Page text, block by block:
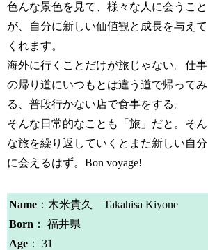
色んな景色を見て、様々な人に会うこと
が、自分に新しい価値観と成長を与えて
くれます。
海外に行くことだけが旅じゃない。仕事
の帰り道にいつもとは違う道で帰ってみ
る、普段行かない店で食事をする。
そんな日常的なことも「旅」だと。そん
な旅を繰り返していくとまた新しい自分
に会えるはず。Bon voyage!
Name ：木米貴久 Takahisa Kiyone
Born ： 福井県
Age ： 31